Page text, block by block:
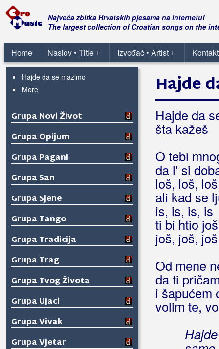
Najveća zbirka Hrvatskih pjesama na internetu!
The largest collection of Croatian songs on the
Home +
Naslov • Title +
Izvođač • Artist
Grupa MI
Grupa More
Hajde da se mazimo
More
Grupa Novi Život
Grupa Opijum
Grupa Pagani
Grupa San
Grupa Sjene
Grupa Tango
Grupa Tradicija
Grupa Trag
Grupa Tvog Života
Grupa Ujaci
Grupa Vivak
Grupa Vjetar
Hajde
Hajde da
šta kažeš
O tebi
da l' si
loš, loš,
ali kad se
is, is, is, is
ti bi htio još
još, još,
Od mene
da ti
i šapućem
volim te,